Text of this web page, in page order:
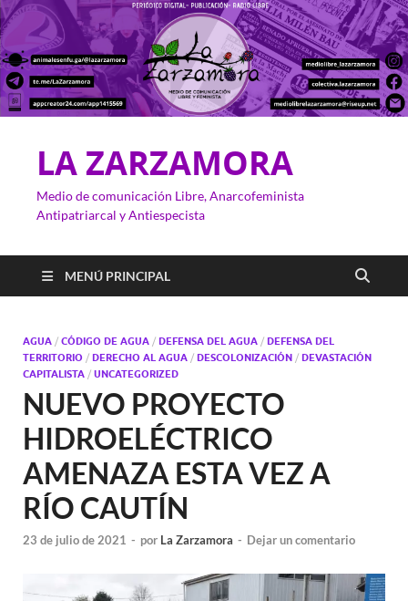
LA ZARZAMORA
Medio de comunicación Libre, Anarcofeminista
Antipatriarcal y Antiespecista
MENÚ PRINCIPAL
AGUA / CÓDIGO DE AGUA / DEFENSA DEL AGUA / DEFENSA DEL
TERRITORIO / DERECHO AL AGUA / DESCOLONIZACIÓN / DEVASTACIÓN
CAPITALISTA / UNCATEGORIZED
NUEVO PROYECTO
HIDROELÉCTRICO
AMENAZA ESTA VEZ A
RÍO CAUTÍN
23 de julio de 2021 - por La Zarzamora - Dejar un comentario